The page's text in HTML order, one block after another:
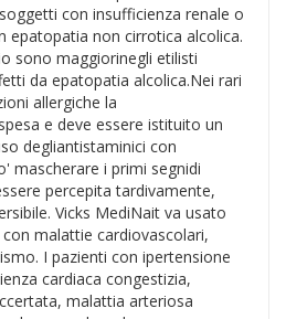
con insufficienza renale o
epatopatia non cirrotica alcolica.
sono maggiorinegli etilisti
da epatopatia alcolica.Nei rari
allergiche la
e deve essere istituito un
degliantistaminici con
mascherare i primi segnidi
percepita tardivamente,
Vicks MediNait va usato
malattie cardiovascolari,
I pazienti con ipertensione
cardiaca congestizia,
malattia arteriosa